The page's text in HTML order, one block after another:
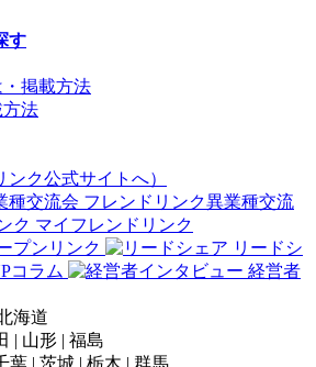
す
掲載方法
法
ク公式サイトへ）
フレンドリンク異業種交流
マイフレンドリンク
プンリンク
リードシ
コラム
経営者
海道
| 山形 | 福島
葉 | 茨城 | 栃木 | 群馬